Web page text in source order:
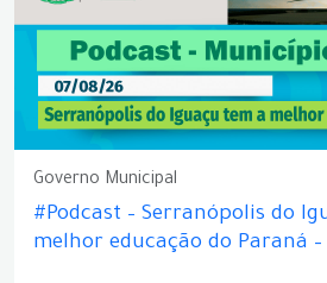
Governo Municipal
#Podcast – Serranópolis do
melhor educação do Paraná –